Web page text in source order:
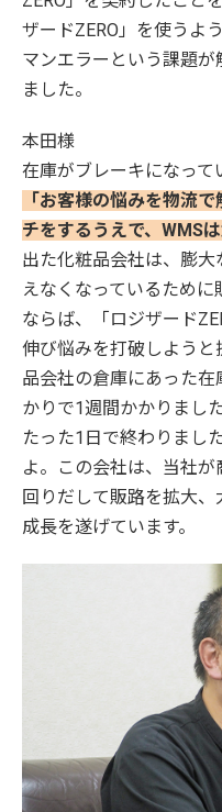
ザードZERO」を使うよ
マンエラーという課題
ました。
本田様
在庫がブレーキになって
「お客様の悩みを物流
チをするうえで、WMS
出た化粧品会社は、膨大
えなくなっているために
ならば、「ロジザード
伸び悩みを打破しよう
品会社の倉庫にあった
かりで1週間かかりまし
たった1日で終わりまし
よ。この会社は、当社
回りだして販路を拡大
成長を遂げています。